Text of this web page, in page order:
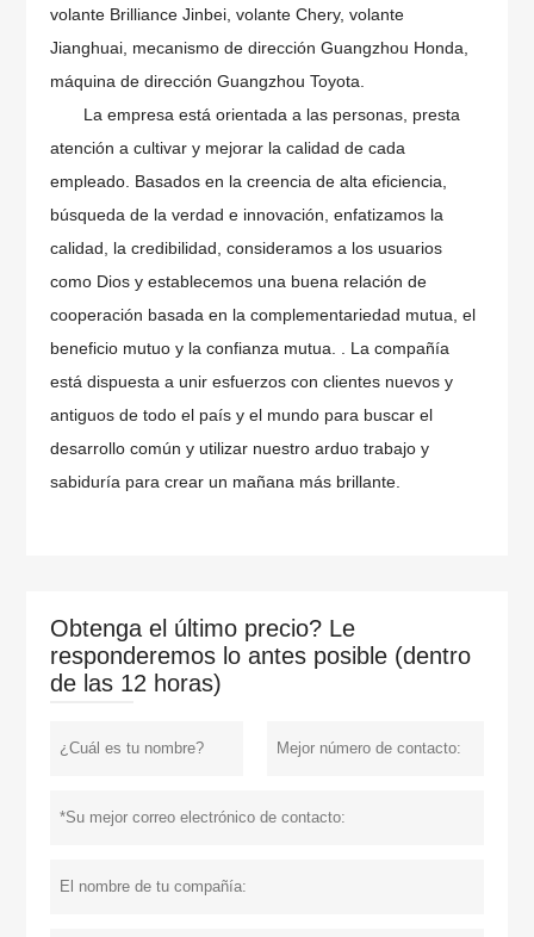
volante Brilliance Jinbei, volante Chery, volante
Jianghuai, mecanismo de dirección Guangzhou Honda,
máquina de dirección Guangzhou Toyota.
La empresa está orientada a las personas, presta
atención a cultivar y mejorar la calidad de cada
empleado. Basados ​​en la creencia de alta eficiencia,
búsqueda de la verdad e innovación, enfatizamos la
calidad, la credibilidad, consideramos a los usuarios
como Dios y establecemos una buena relación de
cooperación basada en la complementariedad mutua, el
beneficio mutuo y la confianza mutua. . La compañía
está dispuesta a unir esfuerzos con clientes nuevos y
antiguos de todo el país y el mundo para buscar el
desarrollo común y utilizar nuestro arduo trabajo y
sabiduría para crear un mañana más brillante.
Obtenga el último precio? Le
responderemos lo antes posible (dentro
de las 12 horas)